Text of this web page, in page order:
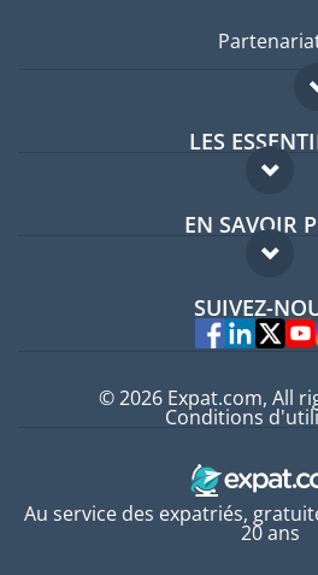
LES
Forum
Guides
EN SAVOIR
FAQ
Experts
SUIVEZ-
Au service des expatriés,
20 ans
© 2026 Expat.com, All
Conditions